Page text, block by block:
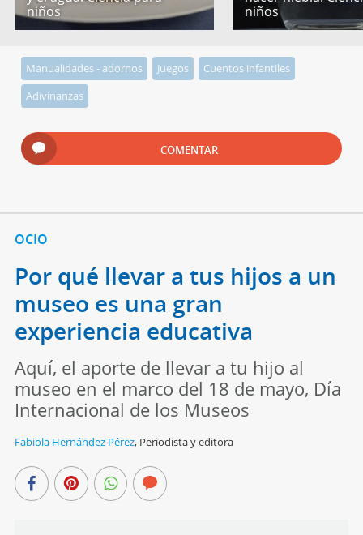
niños
niños
Manualidades - adornos Juegos
Cuentos infantiles
Adivinanzas
COMENTAR
OCIO
Por qué llevar a tus hijos a un
museo es una gran
experiencia educativa
Aquí, el aporte de llevar a tu hijo al
museo en el marco del 18 de mayo, Día
Internacional de los Museos
Fabiola Hernández Pérez, Periodista y editora